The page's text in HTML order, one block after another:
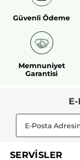
Güvenli Ödeme
Memnuniyet
Garantisi
SERVİSLER